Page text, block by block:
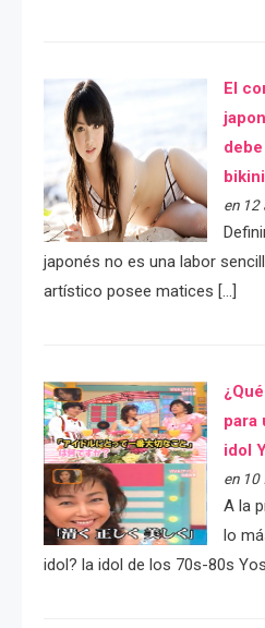
El
en 12
japonés no es una labor
artístico posee matices […]
para
idol
en 10
A la
lo
idol? la idol de los 70s-80s